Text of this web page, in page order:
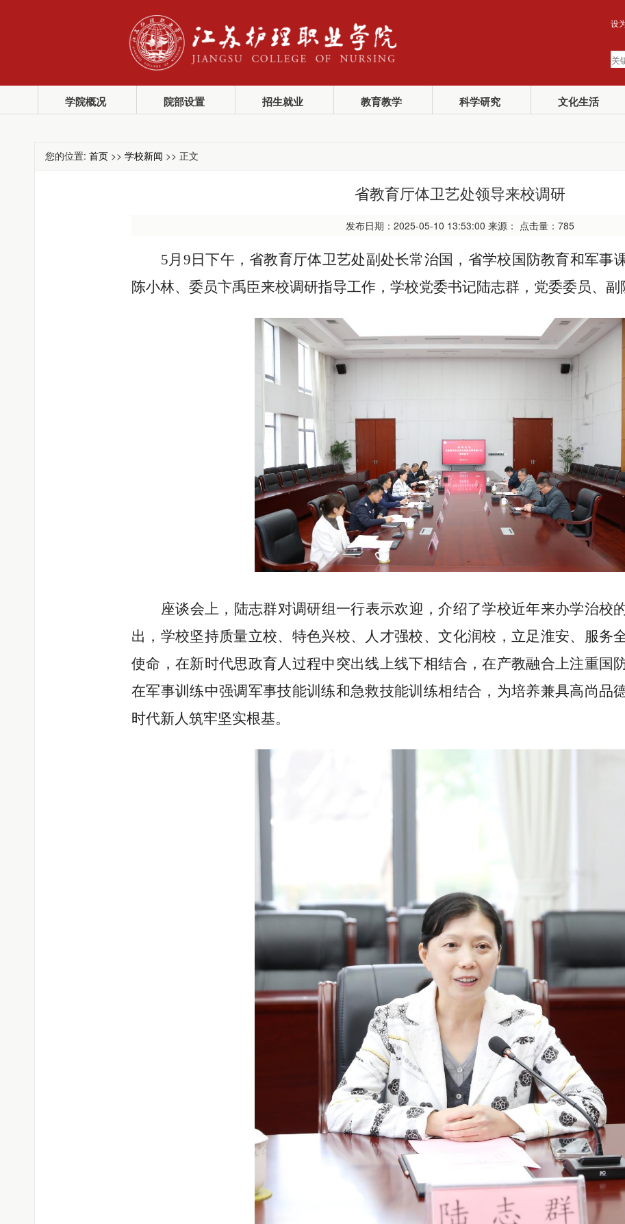
设
学院概况 院部设置 招生就业 教育教学 科学研究 文化生活
您的位置: 首页 >> 学校新闻 >> 正文
省教育厅体卫艺处领导来校调研
发布日期：2025-05-10 13:53:00 来源： 点击量： 785
5月9日下午，省教育厅体卫艺处副处长常治国 ， 省学校国防教育和军事
陈小林、委员卞禹臣来校调研指导工作，学校党委书记陆志群，党委委员、 副
座谈会上， 陆志群对调研组一行表示欢迎，介绍了学校近年来办学治校
出，学校坚持质量立校、特色兴校、人才强校、文化润校 ，立足淮安、服务
使命，在新时代思政育人过程中突出线上线下相结合，在产教融合上注重国
在军事训练中强调军事技能训练和急救技能训练相结合，为培养兼具高尚品
时代新人筑牢坚实根基。